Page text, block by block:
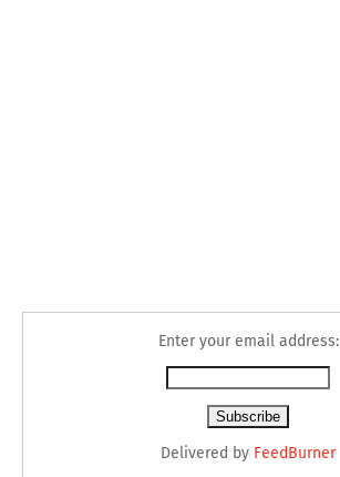
Enter your email address:
Delivered by FeedBurner